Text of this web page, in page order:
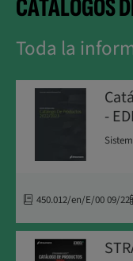
CATÁLOGOS
Toda la
-
450.012/en/E/00 09/22